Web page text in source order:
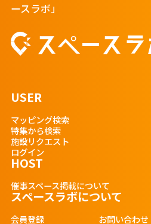
ースラボ」
USER
マッピング検索
特集から検索
施設リクエスト
ログイン
HOST
催事スペース掲載について
スペースラボについて
会員登録
お問い合わせ